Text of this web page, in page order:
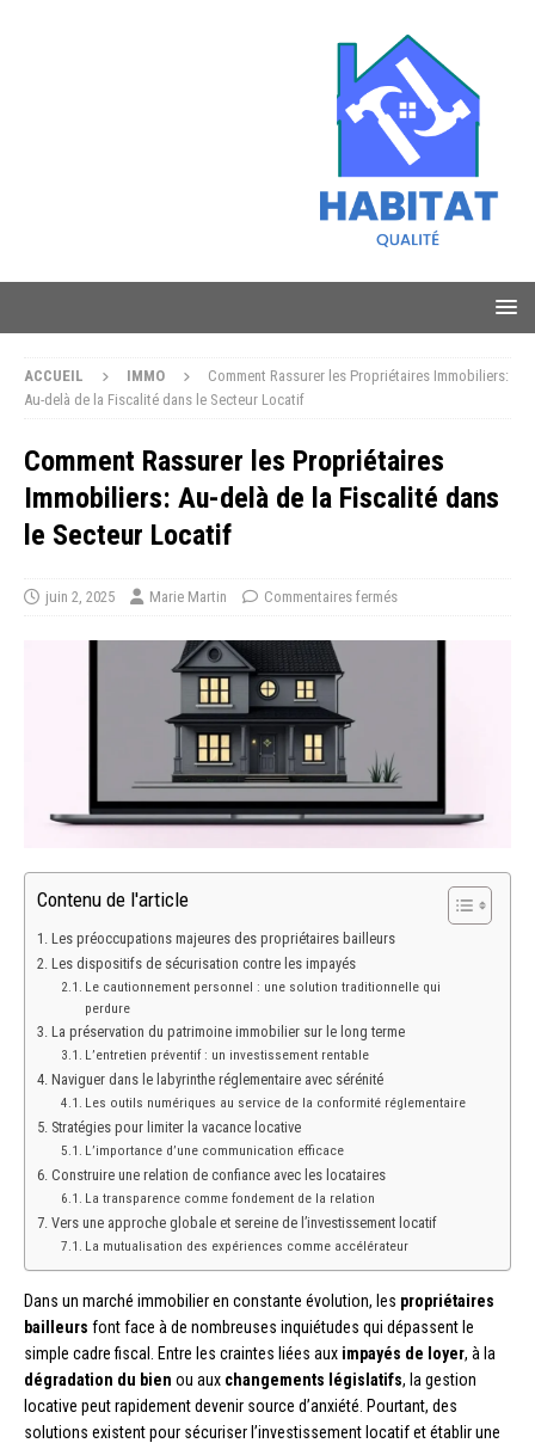
ACCUEIL IMMO
Comment Rassurer les Propriétaires Immobiliers:
Au-delà de la Fiscalité dans le Secteur Locatif
Comment Rassurer les Propriétaires
Immobiliers: Au-delà de la Fiscalité dans
le Secteur Locatif
juin 2, 2025 Marie Martin Commentaires fermés
Contenu de l'article
Les préoccupations majeures des propriétaires bailleurs
Les dispositifs de sécurisation contre les impayés
Le cautionnement personnel : une solution traditionnelle qui
perdure
La préservation du patrimoine immobilier sur le long terme
L’entretien préventif : un investissement rentable
Naviguer dans le labyrinthe réglementaire avec sérénité
Les outils numériques au service de la conformité réglementaire
Stratégies pour limiter la vacance locative
L’importance d’une communication efficace
Construire une relation de confiance avec les locataires
La transparence comme fondement de la relation
Vers une approche globale et sereine de l’investissement locatif
La mutualisation des expériences comme accélérateur
Dans un marché immobilier en constante évolution, les propriétaires
bailleurs font face à de nombreuses inquiétudes qui dépassent le
simple cadre fiscal. Entre les craintes liées aux impayés de loyer, à la
dégradation du bien ou aux changements législatifs, la gestion
locative peut rapidement devenir source d’anxiété. Pourtant, des
solutions existent pour sécuriser l’investissement locatif et établir une